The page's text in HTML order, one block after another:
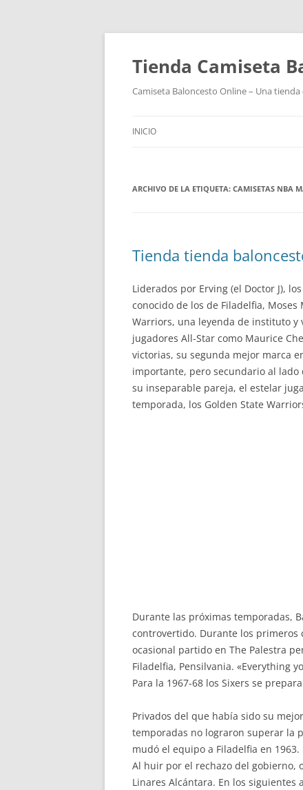
Tienda Camiseta
Camiseta Baloncesto Online – Una
INICIO
ARCHIVO DE LA ETIQUETA: CAMISETAS NBA
Tienda tienda
Liderados por Erving (el Doctor J),
conocido de los de Filadelfia,
Warriors, una leyenda de instituto y
jugadores All-Star como Maurice
victorias, su segunda mejor marca
importante, pero secundario al
su inseparable pareja, el estelar
temporada, los Golden State
Durante las próximas temporadas,
controvertido. Durante los primeros
ocasional partido en The Palestra
Filadelfia, Pensilvania. «Everything
Para la 1967-68 los Sixers se
Privados del que había sido su
temporadas no lograron superar la
mudó el equipo a Filadelfia en
Al huir por el rechazo del gobierno,
Linares Alcántara. En los